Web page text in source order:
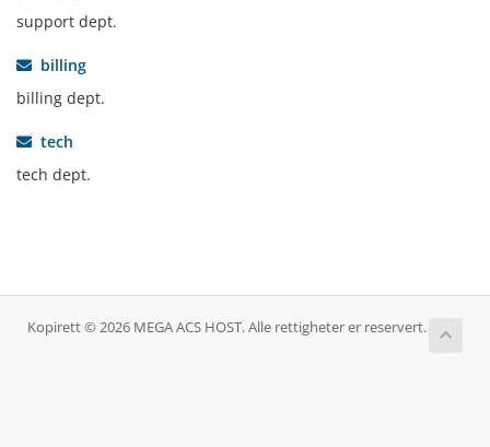
support dept.
billing
billing dept.
tech
tech dept.
Kopirett © 2026 MEGA ACS HOST. Alle rettigheter er reservert.